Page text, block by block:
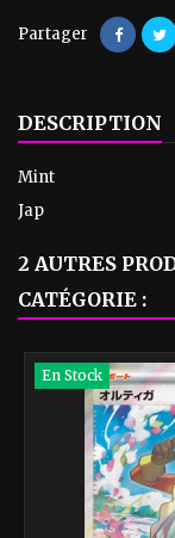
Partager
DESCRIPTION
Mint
Jap
2 AUTRES
CATÉGORIE :
En Stock